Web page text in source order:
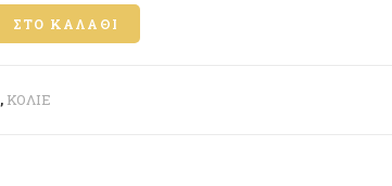
ΣΤΟ ΚΑΛΆΘΙ
, ΚΟΛΙΕ